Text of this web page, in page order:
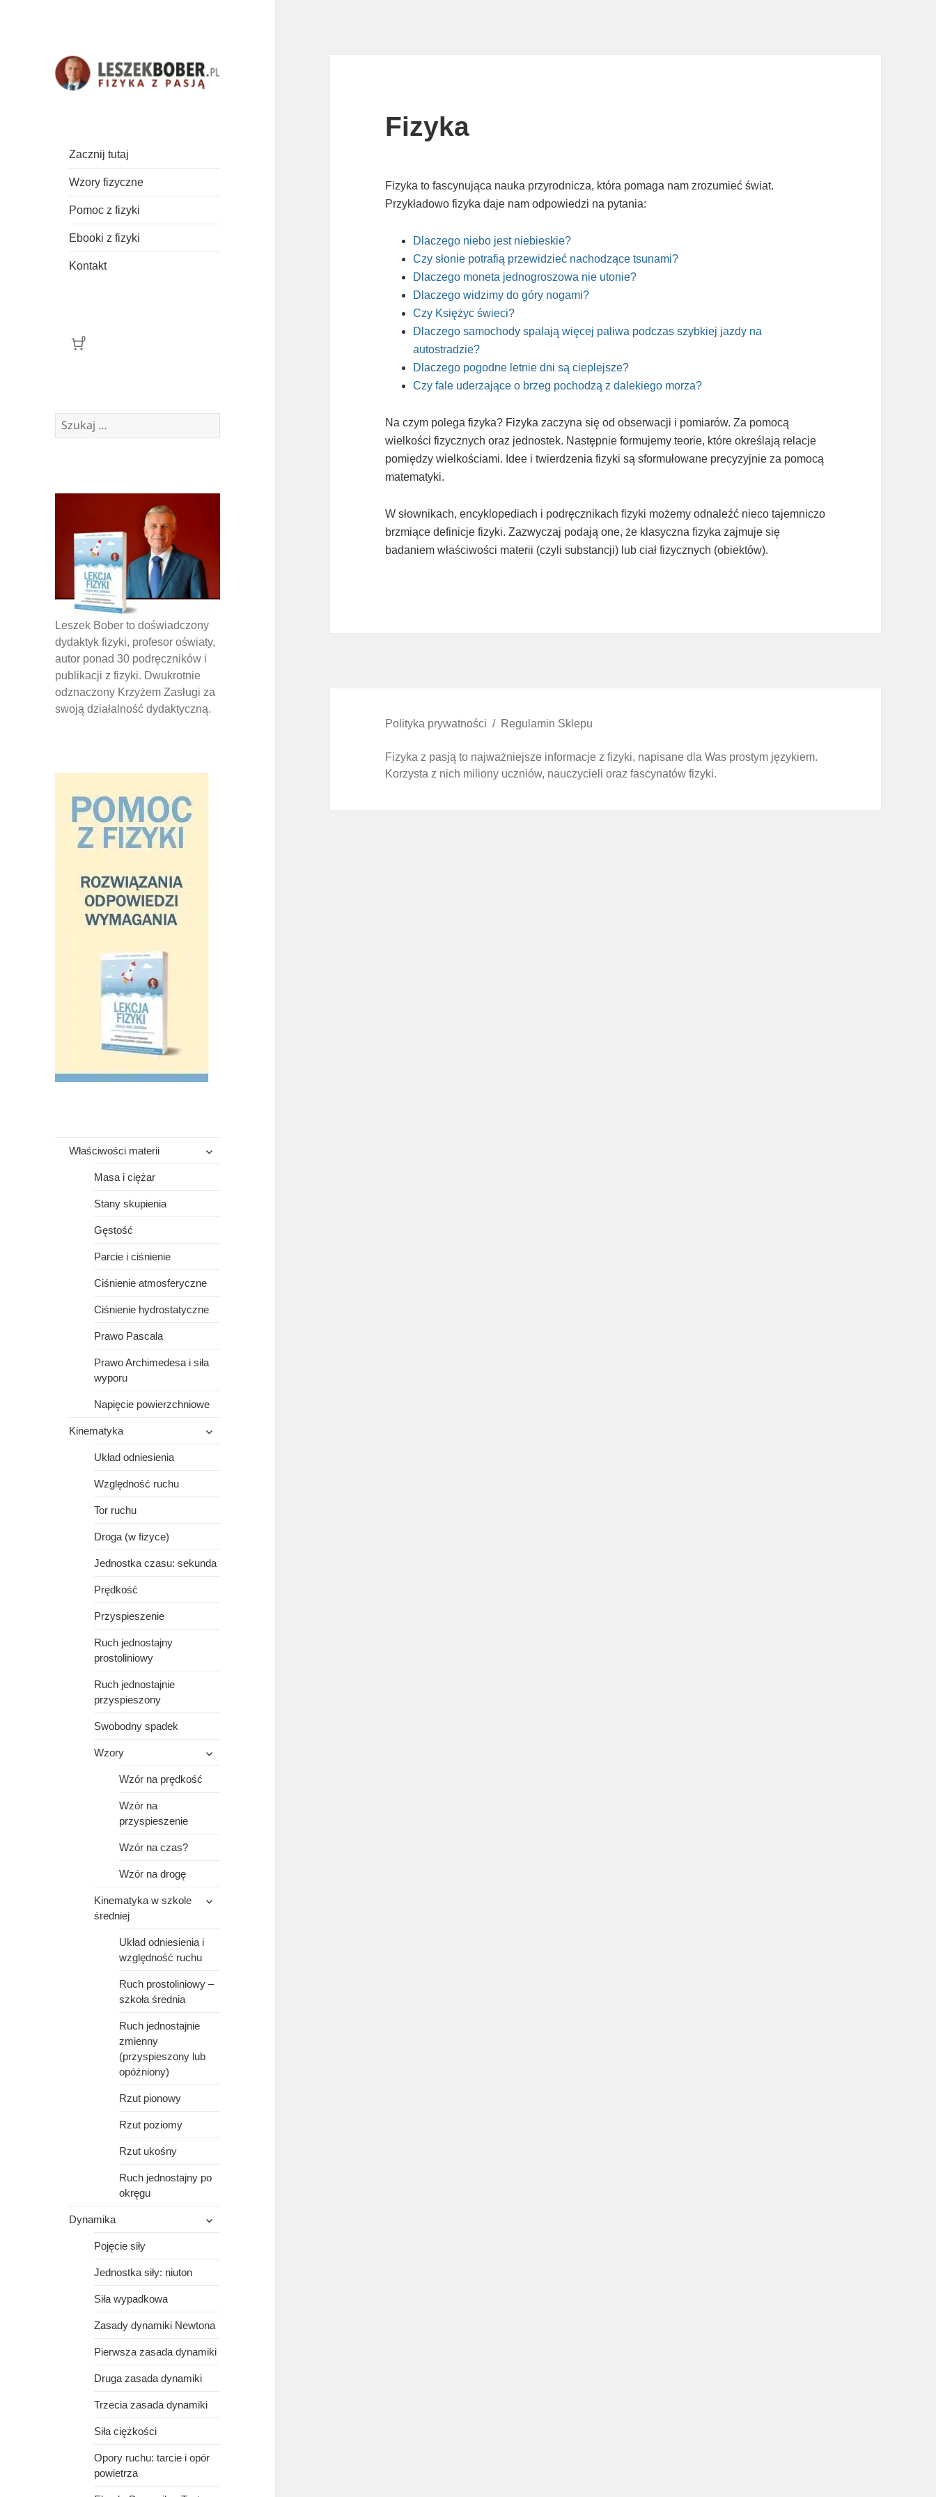
Zacznij tutaj
Wzory fizyczne
Pomoc z fizyki
Ebooki z fizyki
Kontakt
0
Szukaj:
Leszek Bober to doświadczony
dydaktyk fizyki, profesor oświaty,
autor ponad 30 podręczników i
publikacji z fizyki. Dwukrotnie
odznaczony Krzyżem Zasługi za
swoją działalność dydaktyczną.
Właściwości materii
rozwiń
Masa i ciężar
Stany skupienia
Gęstość
Parcie i ciśnienie
Ciśnienie atmosferyczne
Ciśnienie hydrostatyczne
Prawo Pascala
Prawo Archimedesa i siła
wyporu
Napięcie powierzchniowe
Kinematyka
rozwiń
Układ odniesienia
Względność ruchu
Tor ruchu
Droga (w fizyce)
Jednostka czasu: sekunda
Prędkość
Przyspieszenie
Ruch jednostajny
prostoliniowy
Ruch jednostajnie
przyspieszony
Swobodny spadek
Wzory
rozwiń
potomne
Wzór na prędkość
Wzór na
przyspieszenie
Wzór na czas?
Wzór na drogę
Kinematyka w szkole
średniej
rozwiń
Układ odniesienia i
względność ruchu
Ruch prostoliniowy –
szkoła średnia
Ruch jednostajnie
zmienny
(przyspieszony lub
opóźniony)
Rzut pionowy
Rzut poziomy
Rzut ukośny
Ruch jednostajny po
okręgu
Dynamika
rozwiń
Pojęcie siły
Jednostka siły: niuton
Siła wypadkowa
Zasady dynamiki Newtona
Pierwsza zasada dynamiki
Druga zasada dynamiki
Trzecia zasada dynamiki
Siła ciężkości
Opory ruchu: tarcie i opór
powietrza
Fizyka
Fizyka to fascynująca nauka przyrodnicza, która pomaga nam zrozumieć świat.
Przykładowo fizyka daje nam odpowiedzi na pytania:
Dlaczego niebo jest niebieskie?
Czy słonie potrafią przewidzieć nachodzące tsunami?
Dlaczego moneta jednogroszowa nie utonie?
Dlaczego widzimy do góry nogami?
Czy Księżyc świeci?
Dlaczego samochody spalają więcej paliwa podczas szybkiej jazdy na
autostradzie?
Dlaczego pogodne letnie dni są cieplejsze?
Czy fale uderzające o brzeg pochodzą z dalekiego morza?
Na czym polega fizyka? Fizyka zaczyna się od obserwacji i pomiarów. Za pomocą
wielkości fizycznych oraz jednostek. Następnie formujemy teorie, które określają relacje
pomiędzy wielkościami. Idee i twierdzenia fizyki są sformułowane precyzyjnie za pomocą
matematyki.
W słownikach, encyklopediach i podręcznikach fizyki możemy odnaleźć nieco tajemniczo
brzmiące definicje fizyki. Zazwyczaj podają one, że klasyczna fizyka zajmuje się
badaniem właściwości materii (czyli substancji) lub ciał fizycznych (obiektów).
Polityka prywatności Regulamin Sklepu
Fizyka z pasją to najważniejsze informacje z fizyki, napisane dla Was prostym językiem.
Korzysta z nich miliony uczniów, nauczycieli oraz fascynatów fizyki.